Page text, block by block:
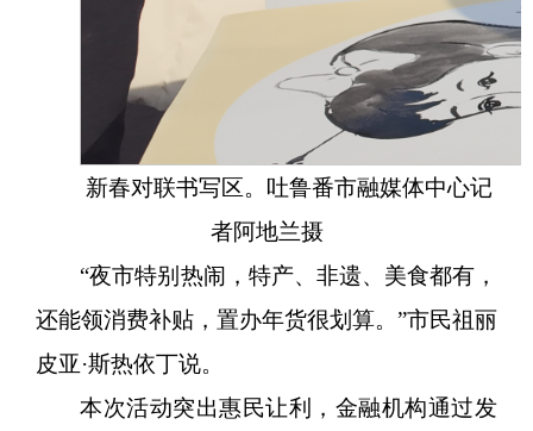
新春对联书写区。吐鲁番市融媒体中心记
者阿地兰摄
“夜市特别热闹，特产、非遗、美食都有，
还能领消费补贴，置办年货很划算。”市民祖丽
皮亚·斯热依丁说。
本次活动突出惠民让利，金融机构通过发